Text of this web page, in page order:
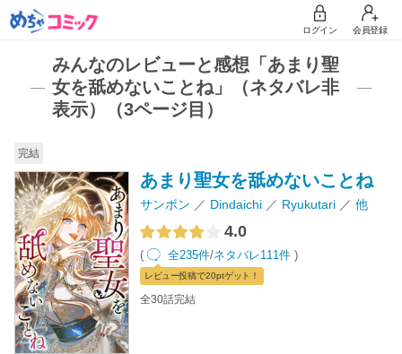
ログイン 会員登録
みんなのレビューと感想「あまり聖
女を舐めないことね」（ネタバレ非
表示）（3ページ目）
完結
あまり聖女を舐めないことね
サンボン Dindaichi Ryukutari 他
4.0
( 全235件/ネタバレ111件 )
レビュー投稿で20ptゲット！
全30話完結